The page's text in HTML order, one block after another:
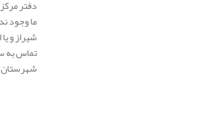
تماس به